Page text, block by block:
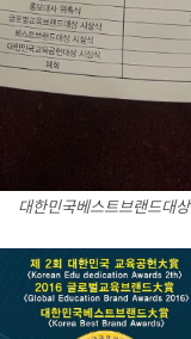
대한민국베스트브랜드대상